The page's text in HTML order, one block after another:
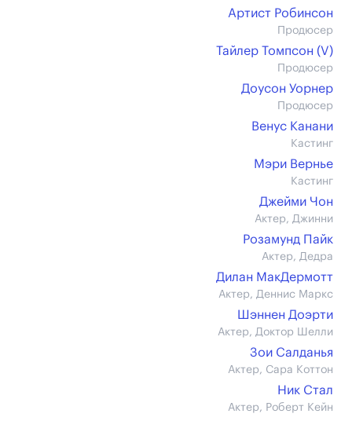
Артист Робинсон
Продюсер
Тайлер Томпсон (V)
Продюсер
Доусон Уорнер
Продюсер
Венус Канани
Кастинг
Мэри Вернье
Кастинг
Джейми Чон
Актер, Джинни
Розамунд Пайк
Актер, Дедра
Дилан МакДермотт
Актер, Деннис Маркс
Шэннен Доэрти
Актер, Доктор Шелли
Зои Салданья
Актер, Сара Коттон
Ник Стал
Актер, Роберт Кейн